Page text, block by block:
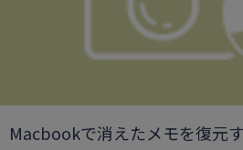
Macbookで消えたメモを復元